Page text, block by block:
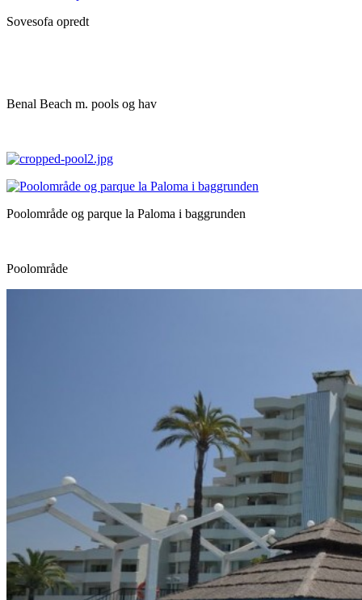
Sovesofa opredt
Benal Beach m. pools og hav
Poolområde og parque la Paloma i baggrunden
Poolområde